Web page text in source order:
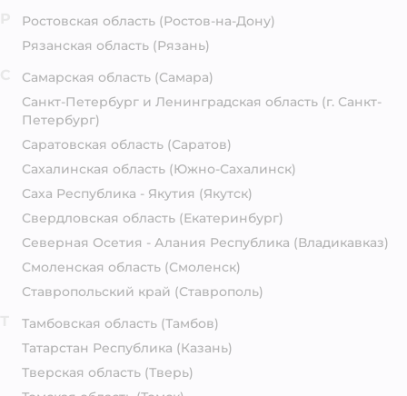
Ростовская область (Ростов-на-Дону)
Рязанская область (Рязань)
Самарская область (Самара)
Санкт-Петербург и Ленинградская область (г. Санкт-
Петербург)
Саратовская область (Саратов)
Сахалинская область (Южно-Сахалинск)
Саха Республика - Якутия (Якутск)
Свердловская область (Екатеринбург)
Северная Осетия - Алания Республика (Владикавказ)
Смоленская область (Смоленск)
Ставропольский край (Ставрополь)
Тамбовская область (Тамбов)
Татарстан Республика (Казань)
Тверская область (Тверь)